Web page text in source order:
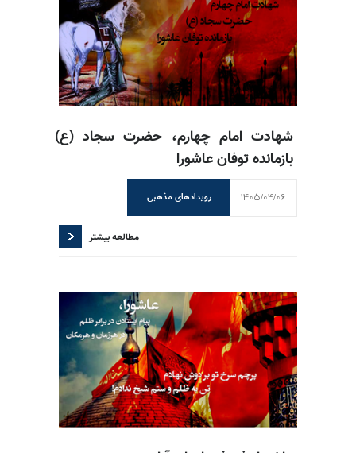
شهادت امام چهارم، حضرت سجاد (ع)
بازمانده توفان عاشورا
رویدادهای مذهبی 1405/04/06
مطالعه بیشتر